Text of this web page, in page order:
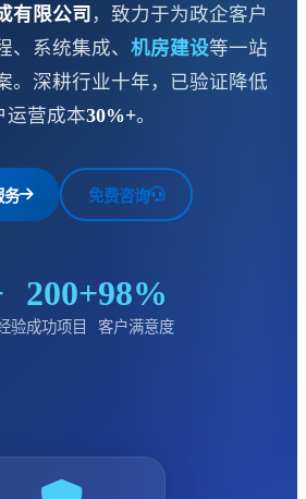
有限公司 ，致力于为政企客户
、系统集成、 机房建设等一站
。深耕行业十年，已验证降低
运营成本30%+。
务 免费咨询
验
200+
成功项目
98%
客户满意度